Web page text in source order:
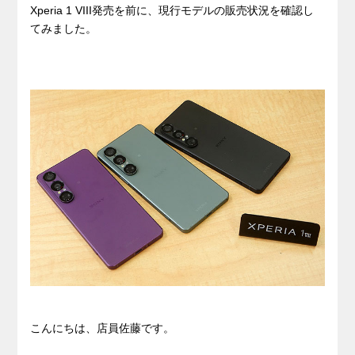
Xperia 1 VIII発売を前に、現行モデルの販売状況を確認し
てみました。
こんにちは、店員佐藤です。